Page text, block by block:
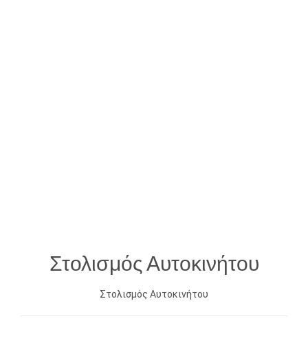
Στολισμός Αυτοκινήτου
Στολισμός Αυτοκινήτου